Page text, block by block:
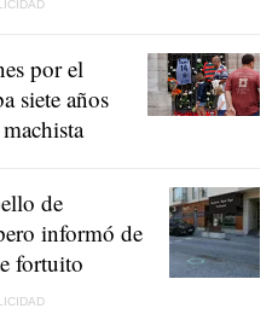
por el
siete años
de
informó de
fortuito